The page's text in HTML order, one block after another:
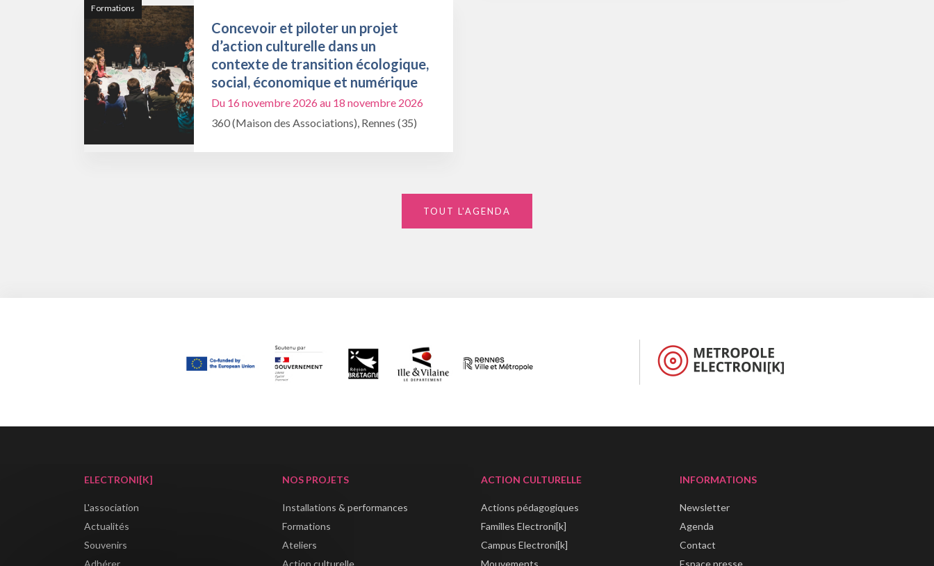
Formations
Concevoir et piloter un projet
d’action culturelle dans un
contexte de transition écologique,
social, économique et numérique
Du 16 novembre 2026 au 18 novembre 2026
360 (Maison des Associations), Rennes (35)
TOUT L'AGENDA
ELECTRONI[K]
L'association
Actualités
Souvenirs
Adhérer
NOS PROJETS
Installations & performances
Formations
Ateliers
Action culturelle
ACTION CULTURELLE
Actions pédagogiques
Familles Electroni[k]
Campus Electroni[k]
Mouvements
INFORMATIONS
Newsletter
Agenda
Contact
Espace presse